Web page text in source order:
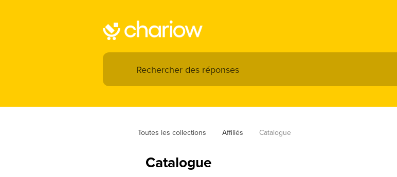
Toutes les collections Affiliés Catalogue
Catalogue